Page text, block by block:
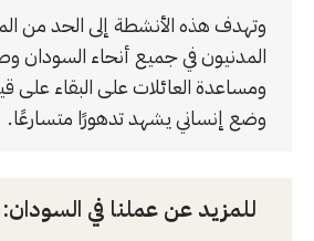
وتهدف هذه الأنشطة إلى الحد من
المدنيون في جميع أنحاء السودان
ومساعدة العائلات على البقاء على
وضع إنساني يشهد تدهورًا متسارعًا.
للمزيد عن عملنا في السودان: